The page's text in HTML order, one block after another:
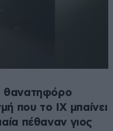
θανατηφόρο
που το ΙΧ μπαίνει
πέθαναν γιος